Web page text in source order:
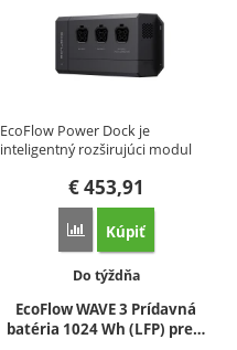
EcoFlow Power Dock je
inteligentný rozširujúci modul
€453,91
Porovnať
Kúpiť
Dostupnosť:
Do týždňa
EcoFlow WAVE 3 Prídavná
batéria 1024 Wh (LFP) pre…